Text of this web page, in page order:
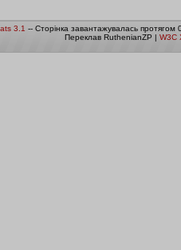
3.1 -- Сторінка завантажувалась протягом
Переклав RuthenianZP | W3C